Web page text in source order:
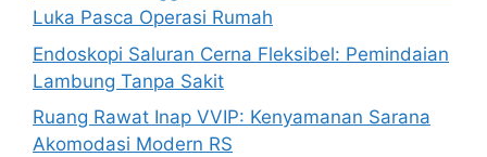
Luka Pasca Operasi Rumah
Endoskopi Saluran Cerna Fleksibel: Pemindaian
Lambung Tanpa Sakit
Ruang Rawat Inap VVIP: Kenyamanan Sarana
Akomodasi Modern RS